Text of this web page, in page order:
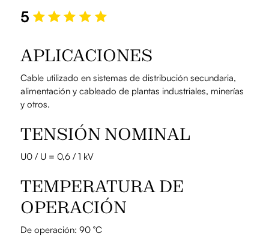
5
APLICACIONES
Cable utilizado en sistemas de distribución secundaria,
alimentación y cableado de plantas industriales, minerías
y otros.
TENSIÓN NOMINAL
U0 / U = 0,6 / 1 kV
TEMPERATURA DE
OPERACIÓN
De operación: 90 °C